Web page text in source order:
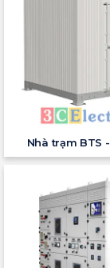
Nhà trạm BTS